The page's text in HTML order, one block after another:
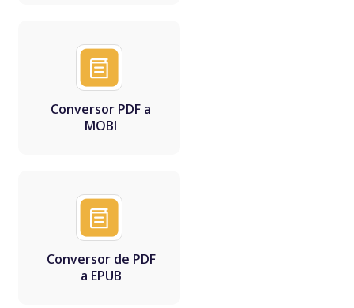
Conversor PDF a
MOBI
Conversor de PDF
a EPUB